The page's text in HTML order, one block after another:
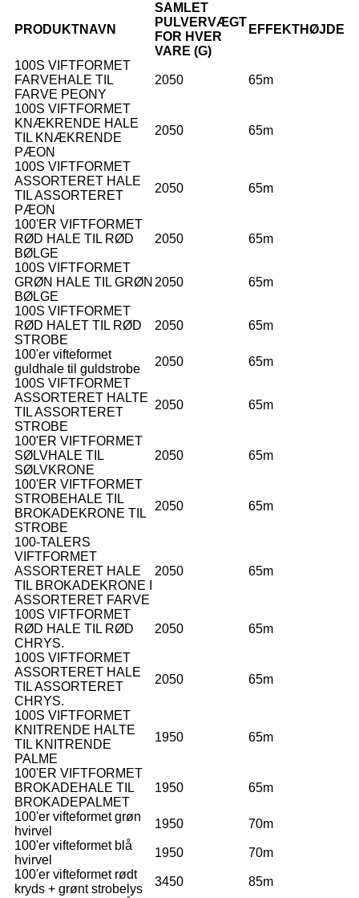
PRODUKTNAVN
SAMLET
PULVERVÆGT
FOR HVER
VARE (G)
EFFEKTHØJDE
100S VIFTFORMET
FARVEHALE TIL
FARVE PEONY
2050 65m
100S VIFTFORMET
KNÆKRENDE HALE
TIL KNÆKRENDE
PÆON
2050 65m
100S VIFTFORMET
ASSORTERET HALE
TIL ASSORTERET
PÆON
2050 65m
100'ER VIFTFORMET
RØD HALE TIL RØD
BØLGE
2050 65m
100S VIFTFORMET
GRØN HALE TIL GRØN
BØLGE
2050 65m
100S VIFTFORMET
RØD HALET TIL RØD
STROBE
2050 65m
100'er vifteformet
guldhale til guldstrobe
2050
65m
100S VIFTFORMET
ASSORTERET HALTE
TIL ASSORTERET
STROBE
2050 65m
100'ER VIFTFORMET
SØLVHALE TIL
SØLVKRONE
2050 65m
100'ER VIFTFORMET
STROBEHALE TIL
BROKADEKRONE TIL
STROBE
2050 65m
100-TALERS
VIFTFORMET
ASSORTERET HALE
TIL BROKADEKRONE I
ASSORTERET FARVE
2050 65m
100S VIFTFORMET
RØD HALE TIL RØD
CHRYS.
2050 65m
100S VIFTFORMET
ASSORTERET HALE
TIL ASSORTERET
CHRYS.
2050 65m
100S VIFTFORMET
KNITRENDE HALTE
TIL KNITRENDE
PALME
1950 65m
100'ER VIFTFORMET
BROKADEHALE TIL
BROKADEPALMET
1950 65m
100'er vifteformet grøn
hvirvel
1950
70m
100'er vifteformet blå
hvirvel
1950
70m
100'er vifteformet rødt
kryds + grønt strobelys
3450
85m